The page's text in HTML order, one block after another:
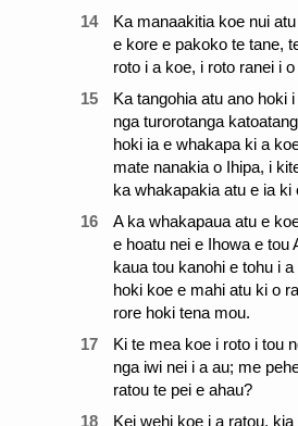
14
Ka manaakitia koe nui
e kore e pakoko te tane,
roto i a koe, i roto ranei i
15
Ka tangohia atu ano hoki
nga turorotanga
hoki ia e whakapa ki a
mate nanakia o Ihipa, i
ka whakapakia atu e ia ki
16
A ka whakapaua atu e
e hoatu nei e Ihowa e tou
kaua tou kanohi e tohu i
hoki koe e mahi atu ki o
rore hoki tena mou.
17
Ki te mea koe i roto i tou
nga iwi nei i a au; me
ratou te pei e ahau?
18
Kei wehi koe i a ratou,